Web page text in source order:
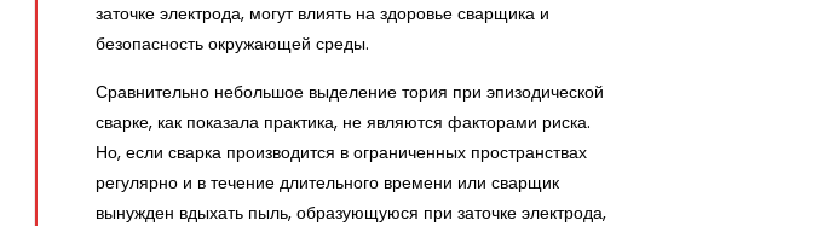
заточке электрода, могут влиять на здоровье сварщика и
безопасность окружающей среды.
Сравнительно небольшое выделение тория при эпизодической
сварке, как показала практика, не являются факторами риска.
Но, если сварка производится в ограниченных пространствах
регулярно и в течение длительного времени или сварщик
вынужден вдыхать пыль, образующуюся при заточке электрода,